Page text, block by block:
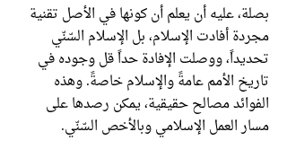
بصلة، عليه أن يعلم أن كونها في الأصل تقنية
مجردة أفادت الإسلام، بل الإسلام السّنّي
تحديداً، ووصلت الإفادة حداً قل وجوده في
تاريخ الأمم عامةً والإسلام خاصةً. وهذه
الفوائد مصالح حقيقية، يمكن رصدها على
مسار العمل الإسلامي وبالأخص السّنّي.